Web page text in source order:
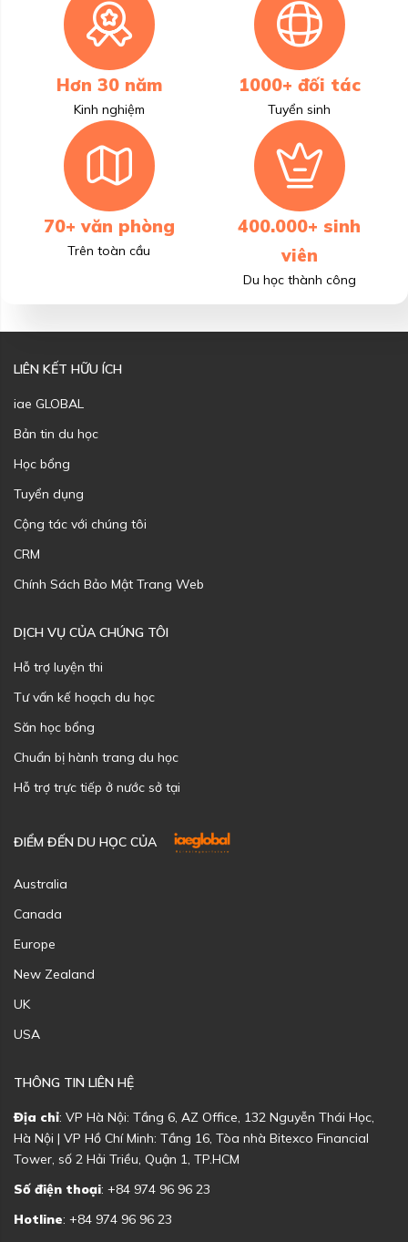
Hơn 30 năm
Kinh nghiệm
1000+ đối tác
Tuyển sinh
70+ văn phòng
Trên toàn cầu
400.000+ sinh
viên
Du học thành công
LIÊN KẾT HỮU ÍCH
iae GLOBAL
Bản tin du học
Học bổng
Tuyển dụng
Cộng tác với chúng tôi
CRM
Chính Sách Bảo Mật Trang Web
DỊCH VỤ CỦA CHÚNG TÔI
Hỗ trợ luyện thi
Tư vấn kế hoạch du học
Săn học bổng
Chuẩn bị hành trang du học
Hỗ trợ trực tiếp ở nước sở tại
ĐIỂM ĐẾN DU HỌC CỦA
Australia
Canada
Europe
New Zealand
UK
USA
THÔNG TIN LIÊN HỆ
Địa chỉ: VP Hà Nội: Tầng 6, AZ Office, 132 Nguyễn Thái Học,
Hà Nội | VP Hồ Chí Minh: Tầng 16, Tòa nhà Bitexco Financial
Tower, số 2 Hải Triều, Quận 1, TP.HCM
Số điện thoại: +84 974 96 96 23
Hotline: +84 974 96 96 23